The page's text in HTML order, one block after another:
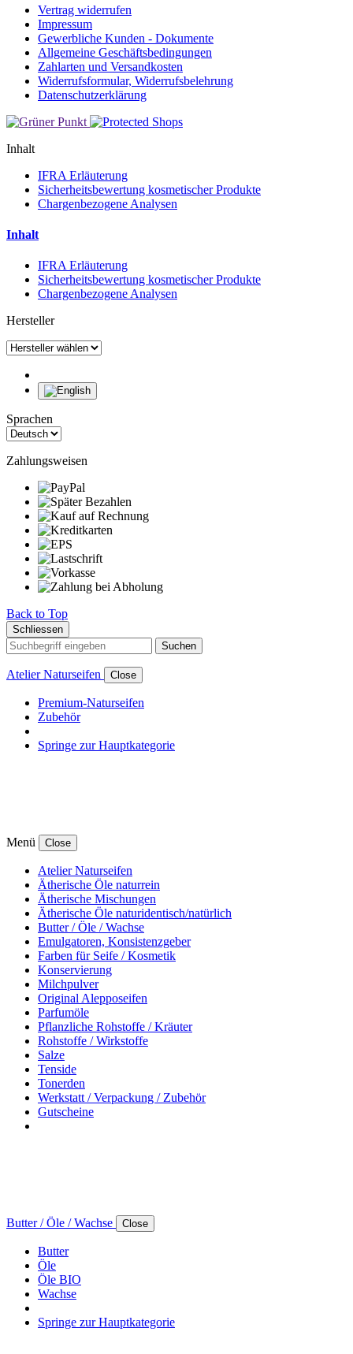
Vertrag widerrufen
Impressum
Gewerbliche Kunden - Dokumente
Allgemeine Geschäftsbedingungen
Zahlarten und Versandkosten
Widerrufsformular, Widerrufsbelehrung
Datenschutzerklärung
Inhalt
IFRA Erläuterung
Sicherheitsbewertung kosmetischer Produkte
Chargenbezogene Analysen
Inhalt
IFRA Erläuterung
Sicherheitsbewertung kosmetischer Produkte
Chargenbezogene Analysen
Hersteller
Sprachen
Zahlungsweisen
Back to Top
Schliessen
Suchen
Atelier Naturseifen Close
Premium-Naturseifen
Zubehör
Springe zur Hauptkategorie
Menü Close
Atelier Naturseifen
Ätherische Öle naturrein
Ätherische Mischungen
Ätherische Öle naturidentisch/natürlich
Butter / Öle / Wachse
Emulgatoren, Konsistenzgeber
Farben für Seife / Kosmetik
Konservierung
Milchpulver
Original Alepposeifen
Parfumöle
Pflanzliche Rohstoffe / Kräuter
Rohstoffe / Wirkstoffe
Salze
Tenside
Tonerden
Werkstatt / Verpackung / Zubehör
Gutscheine
Butter / Öle / Wachse Close
Butter
Öle
Öle BIO
Wachse
Springe zur Hauptkategorie